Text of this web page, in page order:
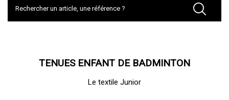
TENUES ENFANT DE BADMINTON
Le textile Junior